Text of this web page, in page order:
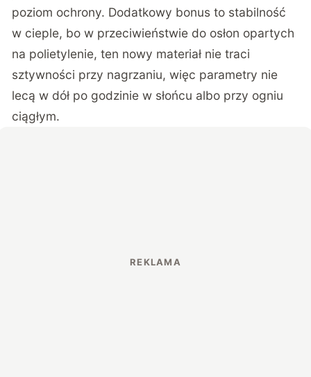
poziom ochrony. Dodatkowy bonus to stabilność
w cieple, bo w przeciwieństwie do osłon opartych
na polietylenie, ten nowy materiał nie traci
sztywności przy nagrzaniu, więc parametry nie
lecą w dół po godzinie w słońcu albo przy ogniu
ciągłym.